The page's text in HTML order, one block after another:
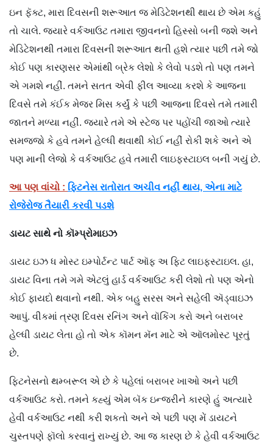
ઇન ફૅક્ટ, મારા દિવસની શરૂઆત જ મેડિટેશનથી થાય છે એમ કહું
તો ચાલે. જ્યારે વર્કઆઉટ તમારા જીવનનો હિસ્સો બની જશે અને
મેડિટેશનથી તમારા દિવસની શરૂઆત થતી હશે ત્યાર પછી તમે જો
કોઈ પણ કારણસર એમાંથી બ્રેક લેશો કે લેવો પડશે તો પણ તમને
એ ગમશે નહીં. તમને સતત એવી ફીલ આવ્યા કરશે કે આજના
દિવસે તમે કંઈક મેજર મિસ કર્યું કે પછી આજના દિવસે તમે તમારી
જાતને મળ્યા નહીં. જ્યારે તમે એ સ્ટેજ પર પહોંચી જાઓ ત્યારે
સમજજો કે હવે તમને હેલ્ધી થવાથી કોઈ નહીં રોકી શકે અને એ
પણ માની લેજો કે વર્કઆઉટ હવે તમારી લાઇફસ્ટાઇલ બની ગયું છે.
આ પણ વાંચો : ફિટનેસ રાતોરાત અચીવ નહીં થાય, એના માટે
રોજેરોજ તૈયારી કરવી પડશે
ડાયટ સાથે નો કૉમ્પ્રોમાઇઝ
ડાયટ ઇઝ ધ મોસ્ટ ઇમ્પોર્ટન્ટ પાર્ટ ઑફ અ ફિટ લાઇફસ્ટાઇલ. હા,
ડાયટ વિના તમે ગમે એટલું હાર્ડ વર્કઆઉટ કરી લેશો તો પણ એનો
કોઈ ફાયદો થવાનો નથી. એક બહુ સરસ અને સહેલી ઍડ્વાઇઝ
આપું. વીકમાં ત્રણ દિવસ રનિંગ અને વૉકિંગ કરો અને બરાબર
હેલ્ધી ડાયટ લેતા હો તો એક કૉમન મૅન માટે એ ઑલમોસ્ટ પૂરતું
છે.
ફિટનેસનો થમ્બરૂલ એ છે કે પહેલાં બરાબર ખાઓ અને પછી
વર્કઆઉટ કરો. તમને કહ્યું એમ બૅક ઇન્જરીને કારણે હું અત્યારે
હેવી વર્કઆઉટ નથી કરી શકતો અને એ પછી પણ મેં ડાયટને
ચુસ્તપણે ફૉલો કરવાનું રાખ્યું છે. આ જ કારણ છે કે હેવી વર્કઆઉટ